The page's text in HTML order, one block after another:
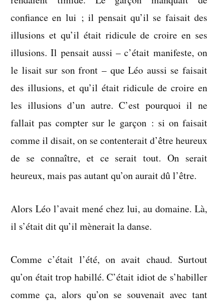
confiance en lui ; il pensait qu’il se faisait des
illusions et qu’il était ridicule de croire en ses
illusions. Il pensait aussi – c’était manifeste, on
le lisait sur son front – que Léo aussi se faisait
des illusions, et qu’il était ridicule de croire en
les illusions d’un autre. C’est pourquoi il ne
fallait pas compter sur le garçon : si on faisait
comme il disait, on se contenterait d’être heureux
de se connaître, et ce serait tout. On serait
heureux, mais pas autant qu’on aurait dû l’être.
Alors Léo l’avait mené chez lui, au domaine. Là,
il s’était dit qu’il mènerait la danse.
Comme c’était l’été, on avait chaud. Surtout
qu’on était trop habillé. C’était idiot de s’habiller
comme ça, alors qu’on se souvenait avec tant